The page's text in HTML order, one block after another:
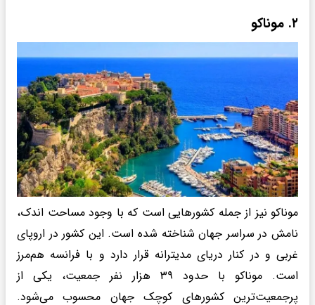
۲. موناکو
موناکو نیز از جمله کشورهایی است که با وجود مساحت اندک،
نامش در سراسر جهان شناخته شده است. این کشور در اروپای
غربی و در کنار دریای مدیترانه قرار دارد و با فرانسه هم‌مرز
است. موناکو با حدود ۳۹ هزار نفر جمعیت، یکی از
پرجمعیت‌ترین کشورهای کوچک جهان محسوب می‌شود.